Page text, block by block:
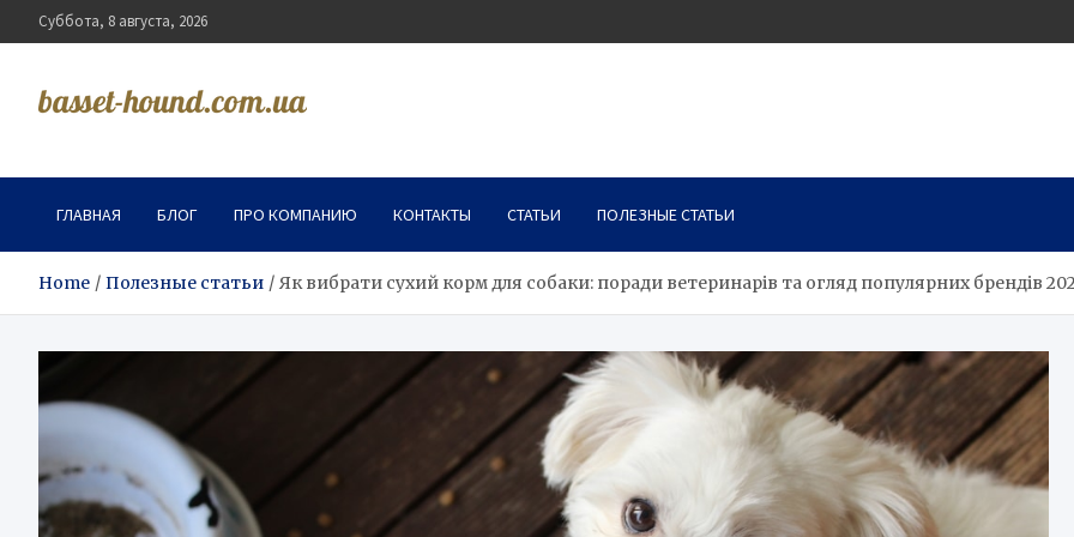
to
Суббота, 8 августа, 2026
basset-hound.com.ua
ГЛАВНАЯ БЛОГ ПРО КОМПАНИЮ КОНТАКТЫ СТАТЬИ ПОЛЕЗНЫЕ СТАТЬИ
Home Полезные статьи Як вибрати сухий корм для собаки: поради ветеринарів та огляд популярних брендів